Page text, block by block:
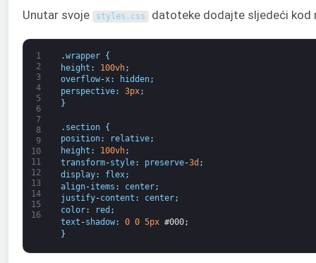
Unutar svoje styles . css datoteke dodajte sljedeći kod
1
2
3
4
5
6
7
8
9
10
11
12
13
14
15
16
.wrapper
{
height : 100vh;
overflow-x: hidden;
perspective: 3px;
}
. section
{
position: relative;
height : 100vh;
transform-style: preserve-3d ;
display: flex;
align-items : center;
justify-content : center;
color: red ;
text -shadow: 0 0 5px #000;
}